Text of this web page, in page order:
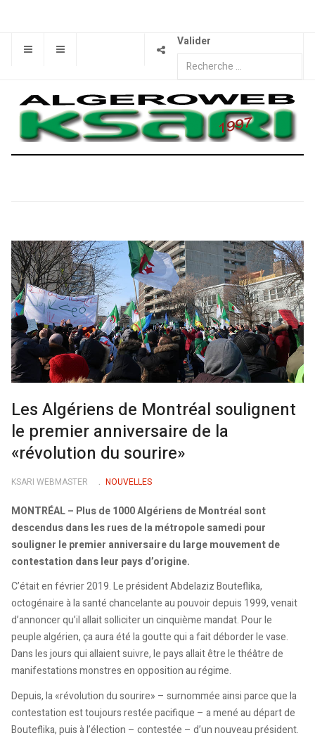
Valider
Les Algériens de Montréal soulignent
le premier anniversaire de la
«révolution du sourire»
KSARI WEBMASTER NOUVELLES
MONTRÉAL – Plus de 1000 Algériens de Montréal sont
descendus dans les rues de la métropole samedi pour
souligner le premier anniversaire du large mouvement de
contestation dans leur pays d’origine.
C’était en février 2019. Le président Abdelaziz Bouteflika,
octogénaire à la santé chancelante au pouvoir depuis 1999, venait
d’annoncer qu’il allait solliciter un cinquième mandat. Pour le
peuple algérien, ça aura été la goutte qui a fait déborder le vase.
Dans les jours qui allaient suivre, le pays allait être le théâtre de
manifestations monstres en opposition au régime.
Depuis, la «révolution du sourire» – surnommée ainsi parce que la
contestation est toujours restée pacifique – a mené au départ de
Bouteflika, puis à l’élection – contestée – d’un nouveau président.